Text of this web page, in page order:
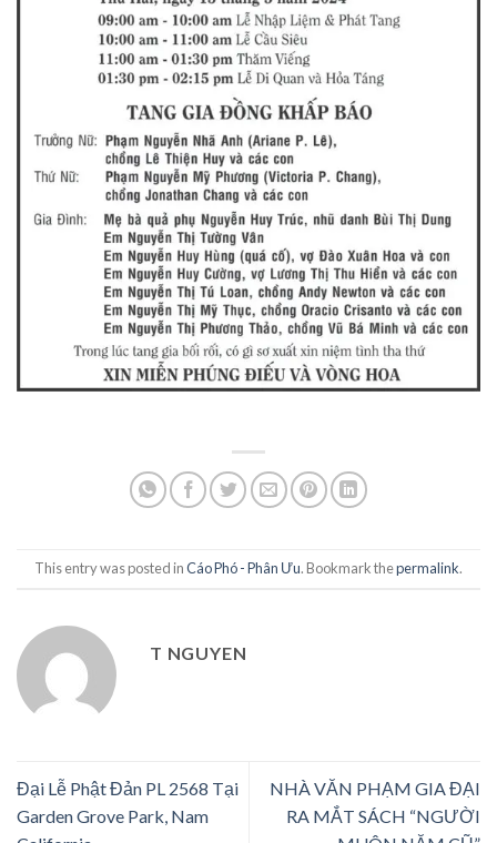
This entry was posted inCáo Phó - Phân Ưu. Bookmark thepermalink.
T NGUYEN
Đại Lễ Phật Đản PL 2568 Tại
Garden Grove Park, Nam
NHÀ VĂN PHẠM GIA ĐẠI
RA MẮT SÁCH “NGƯỜI